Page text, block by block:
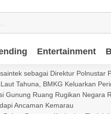
Entertainment
sebagai Direktur Polnustar
Tahuna, BMKG Keluarkan
Gunung Ruang Rugikan Negara
Ancaman Kemarau